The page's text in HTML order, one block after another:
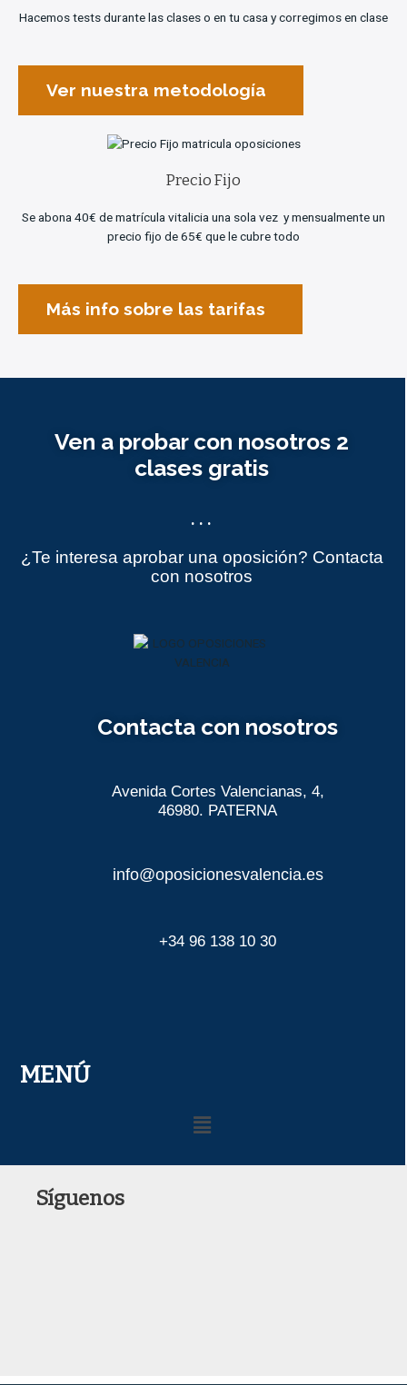
Hacemos tests durante las clases o en tu casa y corregimos en clase
Ver nuestra metodología
Precio Fijo
Se abona 40€ de matrícula vitalicia una sola vez y mensualmente un
precio fijo de 65€ que le cubre todo
Más info sobre las tarifas
Ven a probar con nosotros 2
clases gratis
...
¿Te interesa aprobar una oposición? Contacta
con nosotros
Contacta con nosotros
Avenida Cortes Valencianas, 4,
46980. PATERNA
info@oposicionesvalencia.es
+34 96 138 10 30
MENÚ
Menú
Síguenos